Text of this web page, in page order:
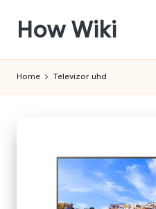
content
How Wiki
pentru
Home Televizor uhd